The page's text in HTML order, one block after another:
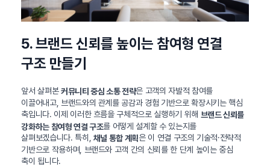
5. 브랜드 신뢰를 높이는 참여형 연결
구조 만들기
앞서 살펴본커뮤니티 중심 소통 전략은 고객의 자발적 참여를
이끌어내고, 브랜드와의 관계를 공감과 경험 기반으로 확장시키는 핵심
축입니다. 이제 이러한 흐름을 구체적으로 실행하기 위해 브랜드 신뢰를
강화하는 참여형 연결 구조를 어떻게 설계할 수 있는지를
살펴보겠습니다. 특히, 채널 통합 계획은 이 연결 구조의 기술적·전략적
기반으로 작용하며, 브랜드와 고객 간의 신뢰를 한 단계 높이는 중심
축이 됩니다.